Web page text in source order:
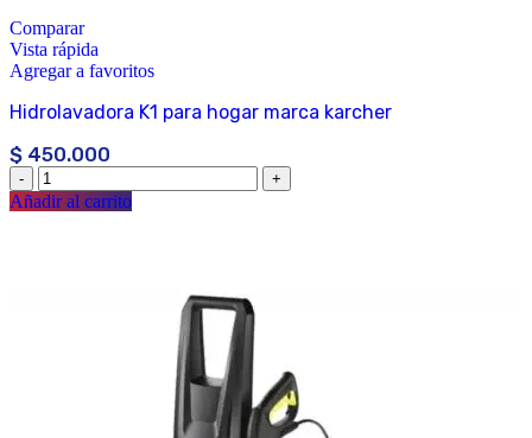
Comparar
Vista rápida
Agregar a favoritos
Hidrolavadora K1 para hogar marca karcher
$ 450.000
Añadir al carrito